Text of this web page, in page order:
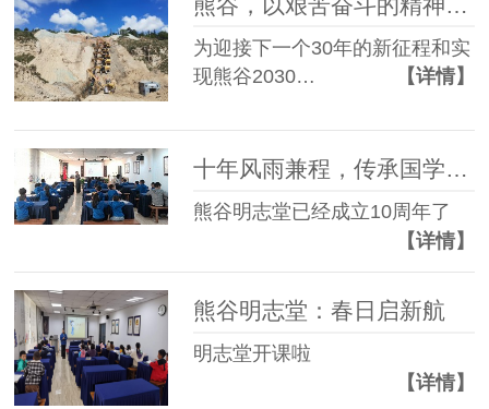
为迎接下一个30年的新征程和实
现熊谷2030…
【详情】
十年风雨兼程，传承国学之美-----熊谷明志堂
熊谷明志堂已经成立10周年了
【详情】
熊谷明志堂：春日启新航
明志堂开课啦
【详情】